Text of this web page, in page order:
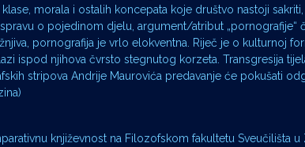
morala i ostalih koncepata koje društvo nastoji
o pojedinom djelu, argument/atribut „pornografije“
pornografija je vrlo elokventna. Riječ je o kulturnoj
ispod njihova čvrsto stegnutog korzeta. Transgresija
stripova Andrije Maurovića predavanje će pokušati
književnost na Filozofskom fakultetu Sveučilišta